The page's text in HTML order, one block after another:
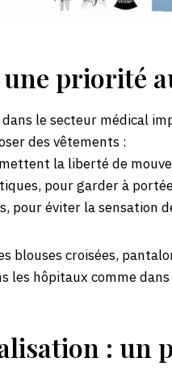
priorité
le secteur médical
des vêtements :
la liberté de
pour garder à
pour éviter la sensation
blouses croisées,
les hôpitaux comme
: un